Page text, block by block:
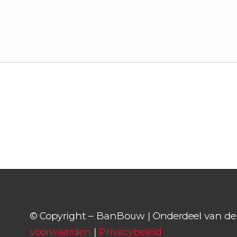
© Copyright – BanBouw | Onderdeel van de
voorwaarden | Privacybeleid